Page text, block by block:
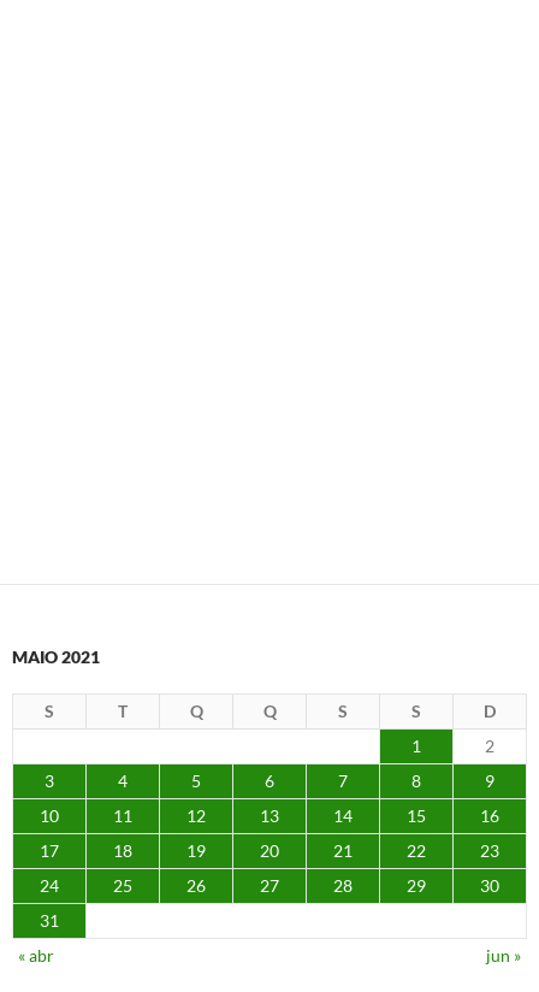
MAIO 2021
S T Q Q S S
D
1
2
3
4 5 6 7 8
9
10
11 12 13 14 15
16
17
18 19 20 21 22
23
24
25 26 27 28 29
30
31
« abr
jun »